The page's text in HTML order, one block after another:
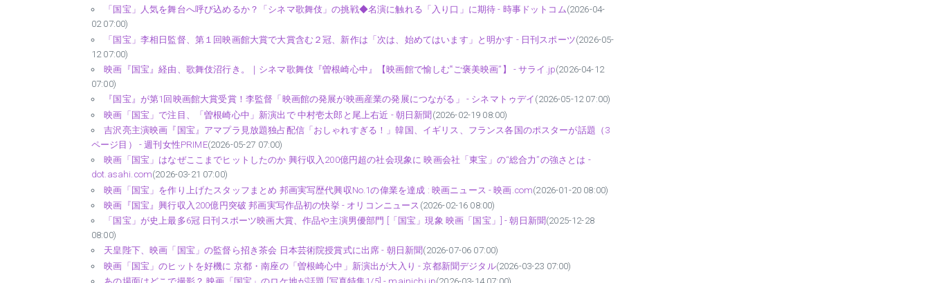
「国宝」人気を舞台へ呼び込めるか？「シネマ歌舞伎」の挑戦◆名演に触れる「入り口」に期待 - 時事ドットコム(2026-04-
02 07:00)
「国宝」李相日監督、第１回映画館大賞で大賞含む２冠、新作は「次は、始めてはいます」と明かす - 日刊スポーツ(2026-05-
12 07:00)
映画『国宝』経由、歌舞伎沼行き。｜シネマ歌舞伎『曽根崎心中』【映画館で愉しむ‟ご褒美映画”】 - サライ.jp(2026-04-12
07:00)
『国宝』が第1回映画館大賞受賞！李監督「映画館の発展が映画産業の発展につながる」 - シネマトゥデイ (2026-05-12 07:00)
映画「国宝」で注目、「曽根崎心中」新演出で 中村壱太郎と尾上右近 - 朝日新聞(2026-02-19 08:00)
吉沢亮主演映画『国宝』アマプラ見放題独占配信「おしゃれすぎる！」韓国、イギリス、フランス各国のポスターが話題（3
ページ目） - 週刊女性PRIME(2026-05-27 07:00)
映画「国宝」はなぜここまでヒットしたのか 興行収入200億円超の社会現象に 映画会社「東宝」の“総合力”の強さとは -
dot.asahi.com(2026-03-21 07:00)
映画「国宝」を作り上げたスタッフまとめ 邦画実写歴代興収No.1の偉業を達成 : 映画ニュース - 映画.com(2026-01-20 08:00)
映画『国宝』興行収入200億円突破 邦画実写作品初の快挙 - オリコンニュース (2026-02-16 08:00)
「国宝」が史上最多6冠 日刊スポーツ映画大賞、作品や主演男優部門 [「国宝」現象 映画「国宝」] - 朝日新聞(2025-12-28
08:00)
天皇陛下、映画「国宝」の監督ら招き茶会 日本芸術院授賞式に出席 - 朝日新聞(2026-07-06 07:00)
映画「国宝」のヒットを好機に 京都・南座の「曽根崎心中」新演出が大入り - 京都新聞デジタル(2026-03-23 07:00)